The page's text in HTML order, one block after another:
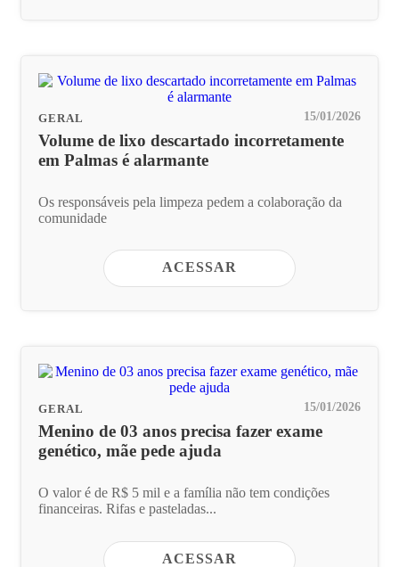
GERAL 15/01/2026
Volume de lixo descartado incorretamente
em Palmas é alarmante
Os responsáveis pela limpeza pedem a colaboração da
comunidade
ACESSAR
GERAL 15/01/2026
Menino de 03 anos precisa fazer exame
genético, mãe pede ajuda
O valor é de R$ 5 mil e a família não tem condições
financeiras. Rifas e pasteladas...
ACESSAR